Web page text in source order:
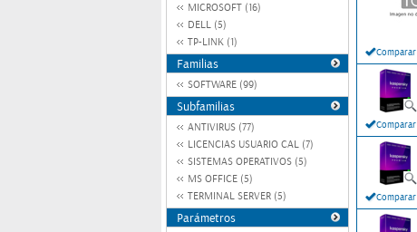
MICROSOFT (16)
DELL (5)
TP-LINK (1)
Familias
SOFTWARE (99)
Subfamilias
ANTIVIRUS (77)
LICENCIAS USUARIO CAL (7)
SISTEMAS OPERATIVOS (5)
MS OFFICE (5)
TERMINAL SERVER (5)
Parámetros
Comparar
Comparar
Comparar